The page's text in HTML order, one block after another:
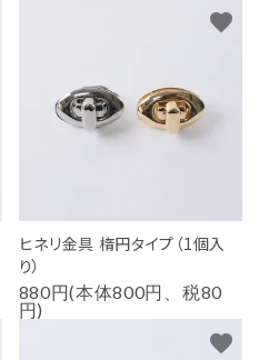
ヒネリ金具 楕円タイプ（1個入
り）
880円(本体800円、税80
円)
favorite
favorite